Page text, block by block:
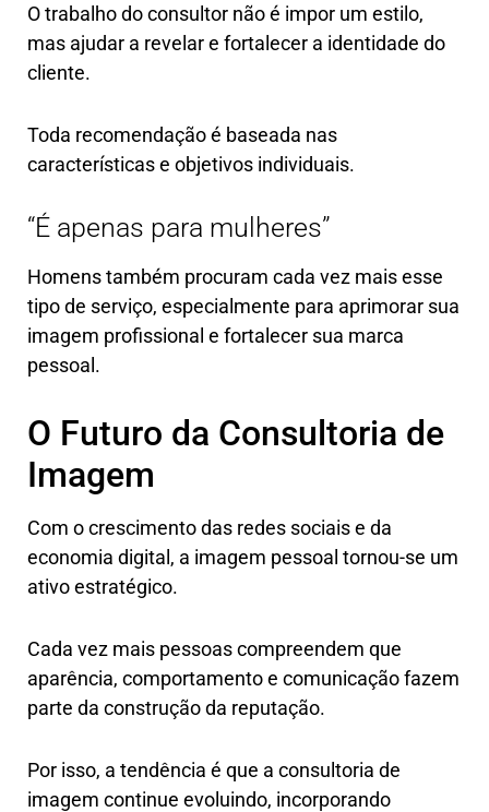
O trabalho do consultor não é impor um estilo,
mas ajudar a revelar e fortalecer a identidade do
cliente.
Toda recomendação é baseada nas
características e objetivos individuais.
“É apenas para mulheres”
Homens também procuram cada vez mais esse
tipo de serviço, especialmente para aprimorar sua
imagem profissional e fortalecer sua marca
pessoal.
O Futuro da Consultoria de
Imagem
Com o crescimento das redes sociais e da
economia digital, a imagem pessoal tornou-se um
ativo estratégico.
Cada vez mais pessoas compreendem que
aparência, comportamento e comunicação fazem
parte da construção da reputação.
Por isso, a tendência é que a consultoria de
imagem continue evoluindo, incorporando